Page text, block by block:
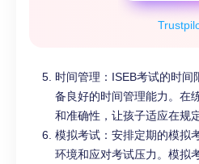
时间管理：ISEB考试的时
备良好的时间管理能力。在
和准确性，让孩子适应在规
模拟考试：安排定期的模拟
环境和应对考试压力。模拟